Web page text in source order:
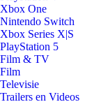
Xbox One
Nintendo Switch
Xbox Series X|S
PlayStation 5
Film & TV
Film
Televisie
Trailers en Videos